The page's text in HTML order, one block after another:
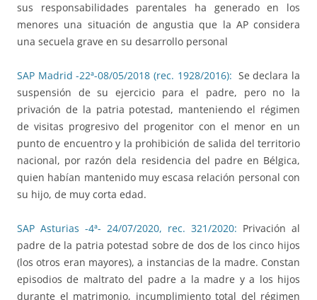
sus responsabilidades parentales ha generado en los
menores una situación de angustia que la AP considera
una secuela grave en su desarrollo personal
SAP Madrid -22ª-08/05/2018 (rec. 1928/2016): Se declara la
suspensión de su ejercicio para el padre, pero no la
privación de la patria potestad, manteniendo el régimen
de visitas progresivo del progenitor con el menor en un
punto de encuentro y la prohibición de salida del territorio
nacional, por razón dela residencia del padre en Bélgica,
quien habían mantenido muy escasa relación personal con
su hijo, de muy corta edad.
SAP Asturias -4ª- 24/07/2020, rec. 321/2020: Privación al
padre de la patria potestad sobre de dos de los cinco hijos
(los otros eran mayores), a instancias de la madre. Constan
episodios de maltrato del padre a la madre y a los hijos
durante el matrimonio, incumplimiento total del régimen